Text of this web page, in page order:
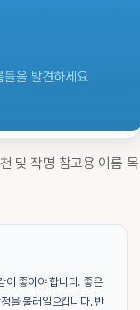
및 작명 참고용 이름 목
이 좋아야 합니다. 좋은
을 불러일으킵니다. 반